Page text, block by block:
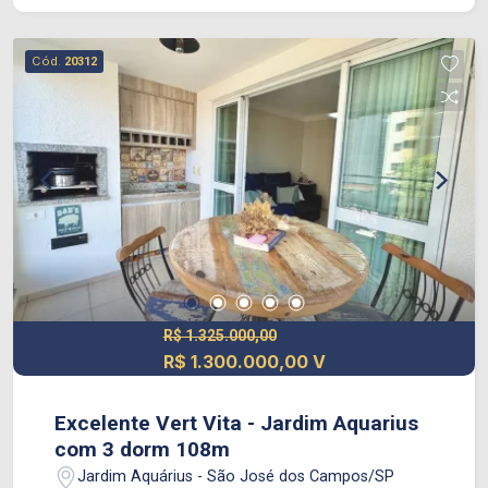
Cód. 20312
R$ 1.325.000,00
R$ 1.300.000,00 V
Excelente Vert Vita - Jardim Aquarius
com 3 dorm 108m
Jardim Aquárius - São José dos Campos/SP